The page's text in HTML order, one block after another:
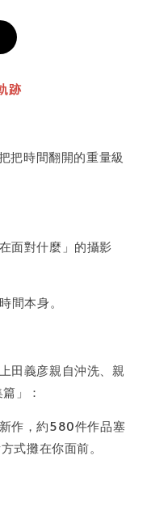
加入購物車
跡
把時間翻開的重量級
面對什麼」的攝影
間本身。
田義彦親自沖洗、親
」：
作，約580件作品塞
式攤在你面前。